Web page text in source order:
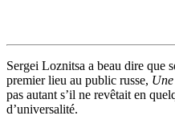
Sergei Loznitsa a beau dire que
premier lieu au public russe,
pas autant s’il ne revêtait en
d’universalité.